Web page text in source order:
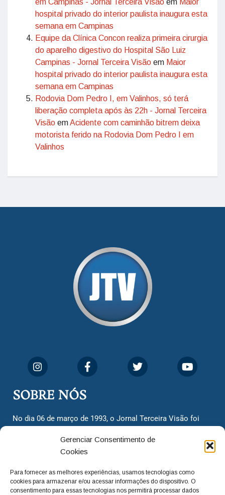
Gerenciar Consentimento de
Cookies
Para fornecer as melhores experiências, usamos tecnologias como
cookies para armazenar e/ou acessar informações do dispositivo. O
consentimento para essas tecnologias nos permitirá processar dados
hospital privado do interior paulista inaugura esta
semana em Campinas
Equipe da Clínica Concon realiza primeira cirurgia
do aparelho digestivo do Hospital São Luiz
Campinas - Jornal Terceira Visão em Maior
hospital privado do interior paulista inaugura esta
semana em Campinas
Rodovia Dom Pedro I, em Valinhos, só terá
liberação completa após às 22h - Jornal Terceira
Visão emAcidente com caminhão bitrem deixa
motorista ferido na Rodovia Dom Pedro I em
Valinhos
SOBRE NÓS
No dia 06 de março de 1993, o Jornal Terceira Visão foi
cidadãos valinhenses, já que naquela época só existiam
dois jornais. Há mais de 30 anos, o jornal continua
com o foco de trazer as melhores notícias. Nunca
deixamos de lado as necessidades do cidadão, sempre